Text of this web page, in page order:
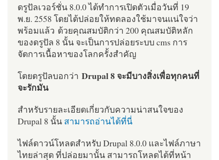
ดรูปัลเวอร์ชั่น 8.0.0 ได้ทำการเปิดตัวเมื่อวันที่ 19
พ.ย. 2558 โดยได้ปล่อยให้ทดลองใช้มาจนแน่ใจว่า
พร้อมแล้ว ด้วยคุณสมบัติกว่า 200 คุณสมบัติหลัก
ของดรูปัล 8 นั้น จะเป็นการปล่อยระบบ cms การ
จัดการเนื้อหาของโลกครั้งสำคัญ
โดยดรูปัลบอกว่า Drupal 8 จะมีบางสิ่งเพื่อทุกคนที่
จะรักมัน
สำหรับรายละเอียดเกี่ยวกับความน่าสนใจของ
Drupal 8 นั้น สามารถอ่านได้ที่นี่
ไฟล์ดาวน์โหลดสำหรับ Drupal 8.0.0 และไฟล์ภาษา
ไทยล่าสุด ที่ปล่อยมานั้น สามารถโหลดได้ที่หน้า